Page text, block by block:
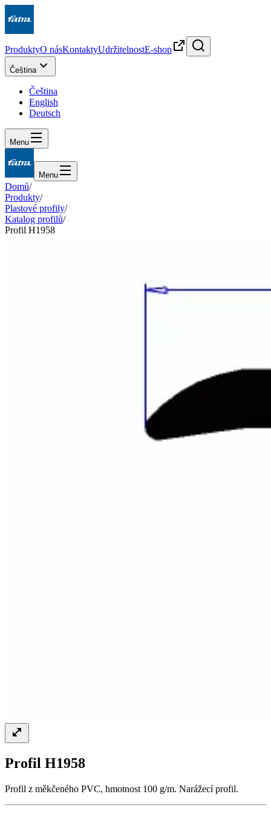
ProduktyO násKontaktyUdržitelnostE-shop
Čeština
Čeština
English
Deutsch
Menu
Menu
Domů/
Produkty/
Plastové profily/
Katalog profilů/
Profil H1958
Profil H1958
Profil z měkčeného PVC, hmotnost 100 g/m. Narážecí profil.